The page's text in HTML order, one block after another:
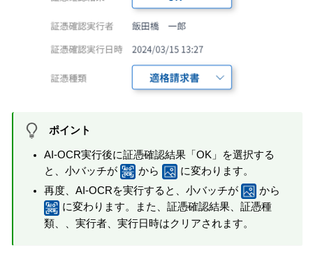
ポイント
AI-OCR実行後に証憑確認結果「OK」を選択する
と、小バッチが
から
に変わります。
再度、AI-OCRを実行すると、小バッチが
から
に変わります。また、証憑確認結果、証憑種
類、、実行者、実行日時はクリアされます。